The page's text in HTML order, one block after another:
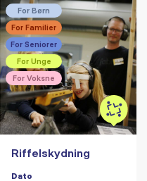
For Børn
For Familier
For Seniorer
For Unge
For Voksne
Riffelskydning
Dato